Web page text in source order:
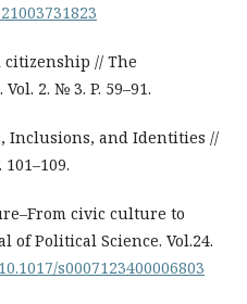
citizenship // The
2. № 3. P. 59–91.
Inclusions, and Identities //
civic culture to
Political Science. Vol.24.
s0007123400006803